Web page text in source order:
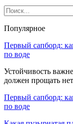
Популярное
Первый сапборд:
по воде
Устойчивость
должен прощать
Первый сапборд:
по воде